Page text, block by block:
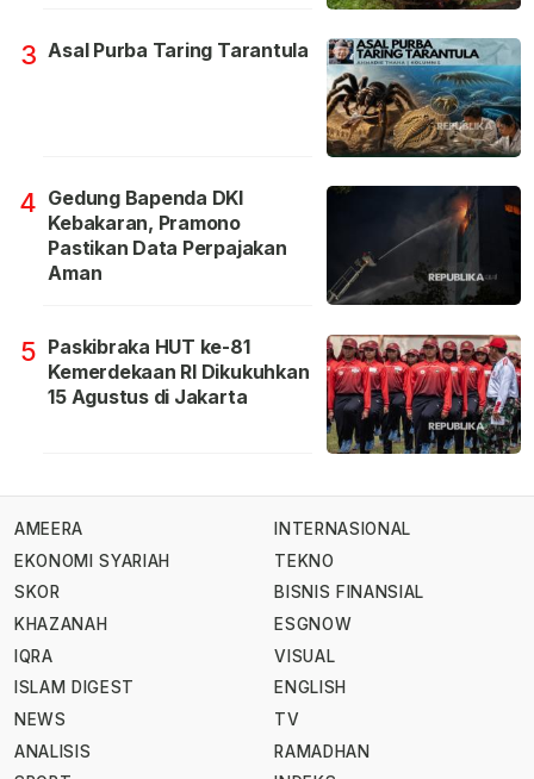
3 Asal Purba Taring Tarantula
4 Gedung Bapenda DKI
Kebakaran, Pramono
Pastikan Data Perpajakan
Aman
5 Paskibraka HUT ke-81
Kemerdekaan RI Dikukuhkan
15 Agustus di Jakarta
AMEERA
EKONOMI SYARIAH
SKOR
KHAZANAH
IQRA
ISLAM DIGEST
NEWS
ANALISIS
INTERNASIONAL
TEKNO
BISNIS FINANSIAL
ESGNOW
VISUAL
ENGLISH
TV
RAMADHAN